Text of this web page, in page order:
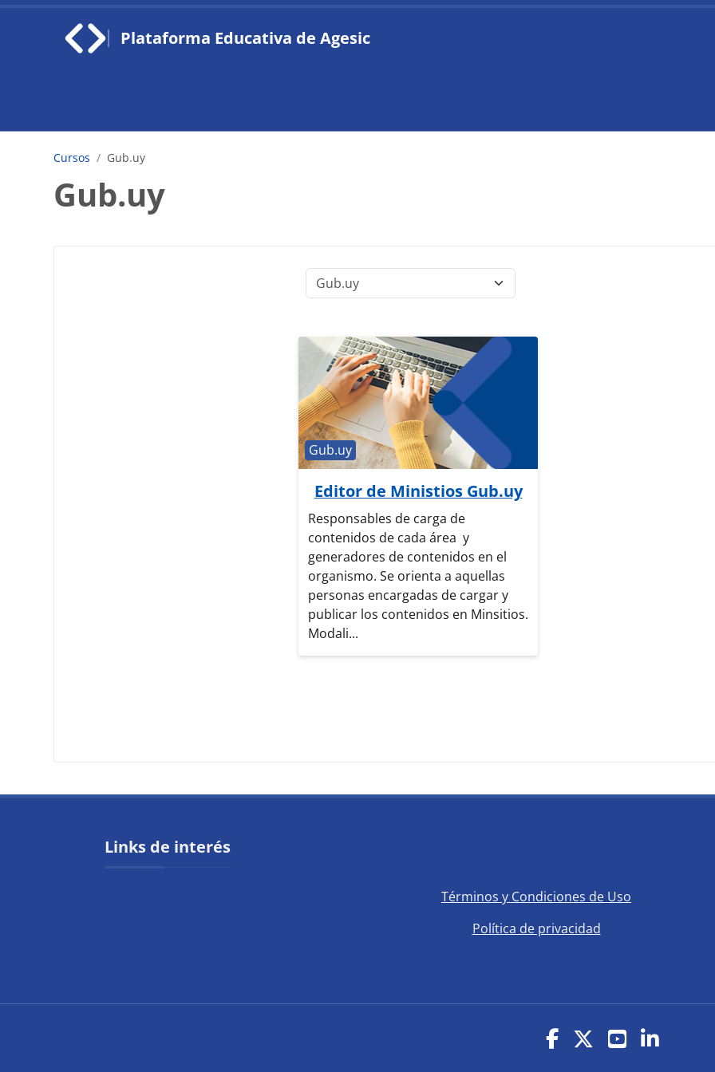
Plataforma Educativa de Agesic
Cursos Gub.uy
Gub.uy
Editor de Ministios Gub.uy
Categoría de cursos
Gub.uy
Responsables de carga de
contenidos de cada área y
generadores de contenidos en el
organismo. Se orienta a aquellas
personas encargadas de cargar y
publicar los contenidos en Minsitios.
Modali...
Bloques
Links de interés
Términos y Condiciones de Uso
Política de privacidad
(opens in new
(opens in new window)
(opens in
(opens